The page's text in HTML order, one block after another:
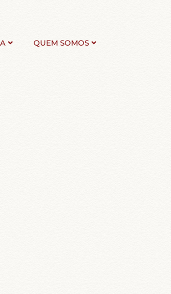
QUEM SOMOS